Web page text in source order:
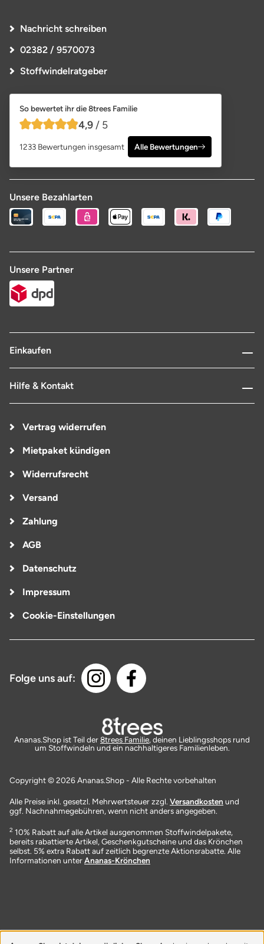
Nachricht schreiben
02382 / 9570073
Stoffwindelratgeber
So bewertet ihr die 8trees Familie
4,9 von 5 Sternen
4,9 / 5
1233 Bewertungen insgesamt Alle Bewertungen
Unsere Bezahlarten
Unsere Partner
Einkaufen
Hilfe & Kontakt
Vertrag widerrufen
Mietpaket kündigen
Widerrufsrecht
Versand
Zahlung
AGB
Datenschutz
Impressum
Cookie-Einstellungen
Folge uns auf:
Ananas.Shop ist Teil der8trees Familie, deinen Lieblingsshops rund
um Stoffwindeln und ein nachhaltigeres Familienleben.
Copyright © 2026 Ananas.Shop - Alle Rechte vorbehalten
Alle Preise inkl. gesetzl. Mehrwertsteuer zzgl. Versandkosten und
ggf. Nachnahmegebühren, wenn nicht anders angegeben.
2 10% Rabatt auf alle Artikel ausgenommen Stoffwindelpakete,
bereits rabattierte Artikel, Geschenkgutscheine und das Krönchen
selbst. 5% extra Rabatt auf zeitlich begrenzte Aktionsrabatte. Alle
Informationen unterAnanas-Krönchen